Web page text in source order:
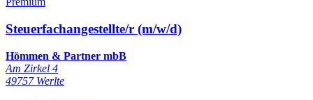
Steuerfachangestellte/r (m/w/d)
Hömmen & Partner mbB
Am Zirkel 4
49757 Werlte